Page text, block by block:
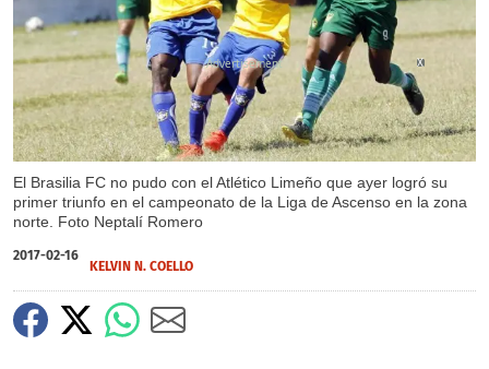
El Brasilia FC no pudo con el Atlético Limeño que ayer logró su
primer triunfo en el campeonato de la Liga de Ascenso en la zona
norte. Foto Neptalí Romero
X
2017-02-16
KELVIN N. COELLO